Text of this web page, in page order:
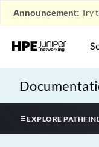
Announcement: Try
EXPLORE